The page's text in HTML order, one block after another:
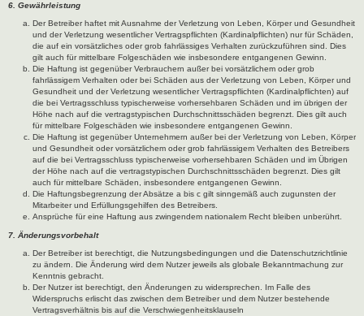
6. Gewährleistung
Der Betreiber haftet mit Ausnahme der Verletzung von Leben, Körper und Gesundheit
und der Verletzung wesentlicher Vertragspflichten (Kardinalpflichten) nur für Schäden,
die auf ein vorsätzliches oder grob fahrlässiges Verhalten zurückzuführen sind. Dies
gilt auch für mittelbare Folgeschäden wie insbesondere entgangenen Gewinn.
Die Haftung ist gegenüber Verbrauchern außer bei vorsätzlichem oder grob
fahrlässigem Verhalten oder bei Schäden aus der Verletzung von Leben, Körper und
Gesundheit und der Verletzung wesentlicher Vertragspflichten (Kardinalpflichten) auf
die bei Vertragsschluss typischerweise vorhersehbaren Schäden und im übrigen der
Höhe nach auf die vertragstypischen Durchschnittsschäden begrenzt. Dies gilt auch
für mittelbare Folgeschäden wie insbesondere entgangenen Gewinn.
Die Haftung ist gegenüber Unternehmern außer bei der Verletzung von Leben, Körper
und Gesundheit oder vorsätzlichem oder grob fahrlässigem Verhalten des Betreibers
auf die bei Vertragsschluss typischerweise vorhersehbaren Schäden und im Übrigen
der Höhe nach auf die vertragstypischen Durchschnittsschäden begrenzt. Dies gilt
auch für mittelbare Schäden, insbesondere entgangenen Gewinn.
Die Haftungsbegrenzung der Absätze a bis c gilt sinngemäß auch zugunsten der
Mitarbeiter und Erfüllungsgehilfen des Betreibers.
Ansprüche für eine Haftung aus zwingendem nationalem Recht bleiben unberührt.
7. Änderungsvorbehalt
Der Betreiber ist berechtigt, die Nutzungsbedingungen und die Datenschutzrichtlinie
zu ändern. Die Änderung wird dem Nutzer jeweils als globale Bekanntmachung zur
Kenntnis gebracht.
Der Nutzer ist berechtigt, den Änderungen zu widersprechen. Im Falle des
Widerspruchs erlischt das zwischen dem Betreiber und dem Nutzer bestehende
Vertragsverhältnis bis auf die Verschwiegenheitsklauseln